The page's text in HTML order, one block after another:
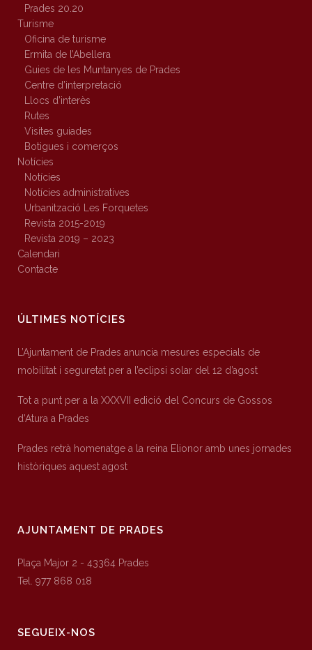
Prades 20.20
Turisme
Oficina de turisme
Ermita de l’Abellera
Guies de les Muntanyes de Prades
Centre d’interpretació
Llocs d’interès
Rutes
Visites guiades
Botigues i comerços
Notícies
Notícies
Notícies administratives
Urbanització Les Forquetes
Revista 2015-2019
Revista 2019 – 2023
Calendari
Contacte
ÚLTIMES NOTÍCIES
L’Ajuntament de Prades anuncia mesures especials de
mobilitat i seguretat per a l’eclipsi solar del 12 d’agost
Tot a punt per a la XXXVII edició del Concurs de Gossos
d’Atura a Prades
Prades retrà homenatge a la reina Elionor amb unes jornades
històriques aquest agost
AJUNTAMENT DE PRADES
Plaça Major 2 - 43364 Prades
Tel. 977 868 018
SEGUEIX-NOS